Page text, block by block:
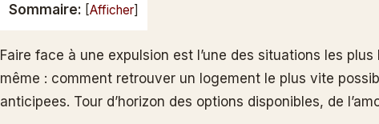
Sommaire: [Afficher]
Faire face à une expulsion est l’une des situations les
même : comment retrouver un logement le plus vite
anticipees. Tour d’horizon des options disponibles, de